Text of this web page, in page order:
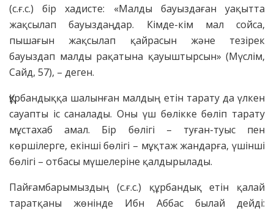
(с.ғ.с.) бір хадисте: «Малды бауыздаған уақытта
жақсылап бауыздаңдар. Кімде-кім мал сойса,
пышағын жақсылап қайрасын және тезірек
бауыздап малды рақатына қауыштырсын» (Мүслім,
Сайд, 57), – деген.
Құрбандыққа шалынған малдың етін тарату да үлкен
сауапты іс саналады. Оны үш бөлікке бөліп тарату
мұстахаб амал. Бір бөлігі – туған-туыс пен
көршілерге, екінші бөлігі – мұқтаж жандарға, үшінші
бөлігі – отбасы мүшелеріне қалдырылады.
Пайғамбарымыздың (с.ғ.с.) құрбандық етін қалай
таратқаны жөнінде Ибн Аббас былай дейді: